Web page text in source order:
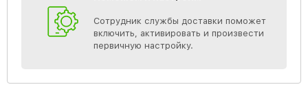
Сотрудник службы доставки поможет
включить, активировать и произвести
первичную настройку.